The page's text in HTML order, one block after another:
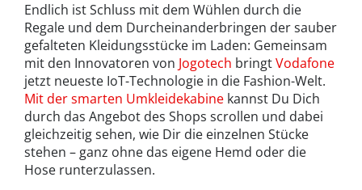
Endlich ist Schluss mit dem Wühlen durch die
Regale und dem Durcheinanderbringen der sauber
gefalteten Kleidungsstücke im Laden: Gemeinsam
mit den Innovatoren von Jogotech bringtVodafone
jetzt neueste IoT-Technologie in die Fashion-Welt.
Mit der smarten Umkleidekabine kannst Du Dich
durch das Angebot des Shops scrollen und dabei
gleichzeitig sehen, wie Dir die einzelnen Stücke
stehen – ganz ohne das eigene Hemd oder die
Hose runterzulassen.